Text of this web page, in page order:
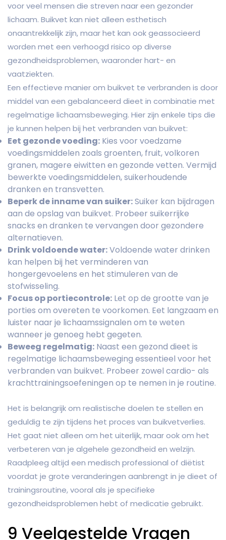
voor veel mensen die streven naar een gezonder
lichaam. Buikvet kan niet alleen esthetisch
onaantrekkelijk zijn, maar het kan ook geassocieerd
worden met een verhoogd risico op diverse
gezondheidsproblemen, waaronder hart- en
vaatziekten.
Een effectieve manier om buikvet te verbranden is door
middel van een gebalanceerd dieet in combinatie met
regelmatige lichaamsbeweging. Hier zijn enkele tips die
je kunnen helpen bij het verbranden van buikvet:
Eet gezonde voeding: Kies voor voedzame
voedingsmiddelen zoals groenten, fruit, volkoren
granen, magere eiwitten en gezonde vetten. Vermijd
bewerkte voedingsmiddelen, suikerhoudende
dranken en transvetten.
Beperk de inname van suiker:Suiker kan bijdragen
aan de opslag van buikvet. Probeer suikerrijke
snacks en dranken te vervangen door gezondere
alternatieven.
Drink voldoende water:Voldoende water drinken
kan helpen bij het verminderen van
hongergevoelens en het stimuleren van de
stofwisseling.
Focus op portiecontrole: Let op de grootte van je
porties om overeten te voorkomen. Eet langzaam en
luister naar je lichaamssignalen om te weten
wanneer je genoeg hebt gegeten.
Beweeg regelmatig: Naast een gezond dieet is
regelmatige lichaamsbeweging essentieel voor het
verbranden van buikvet. Probeer zowel cardio- als
krachttrainingsoefeningen op te nemen in je routine.
Het is belangrijk om realistische doelen te stellen en
geduldig te zijn tijdens het proces van buikvetverlies.
Het gaat niet alleen om het uiterlijk, maar ook om het
verbeteren van je algehele gezondheid en welzijn.
Raadpleeg altijd een medisch professional of diëtist
voordat je grote veranderingen aanbrengt in je dieet of
trainingsroutine, vooral als je specifieke
gezondheidsproblemen hebt of medicatie gebruikt.
9 Veelgestelde Vragen